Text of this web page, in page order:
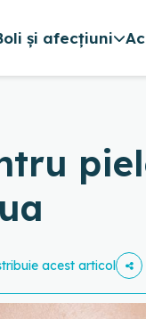
și afecțiuni
acest articol